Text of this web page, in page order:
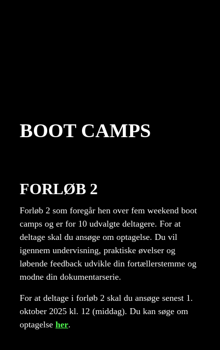
BOOT CAMPS
FORLØB 2
Forløb 2 som foregår hen over fem weekend boot
camps og er for 10 udvalgte deltagere. For at
deltage skal du ansøge om optagelse. Du vil
igennem undervisning, praktiske øvelser og
løbende feedback udvikle din fortællerstemme og
modne din dokumentarserie.
For at deltage i forløb 2 skal du ansøge senest 1.
oktober 2025 kl. 12 (middag). Du kan søge om
optagelse her.